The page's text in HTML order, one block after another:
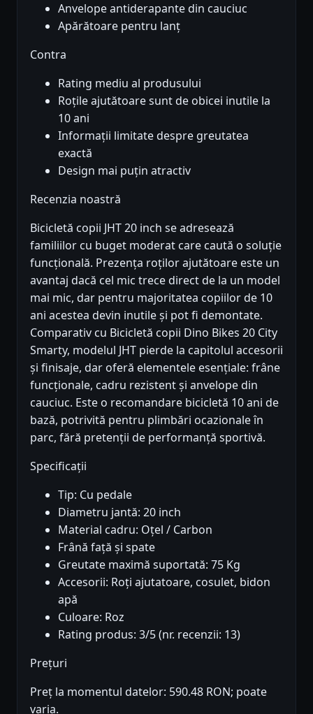
Anvelope antiderapante din cauciuc
Apărătoare pentru lanț
Contra
Rating mediu al produsului
Roțile ajutătoare sunt de obicei inutile la
10 ani
Informații limitate despre greutatea
exactă
Design mai puțin atractiv
Recenzia noastră
Bicicletă copii JHT 20 inch se adresează
familiilor cu buget moderat care caută o soluție
funcțională. Prezența roților ajutătoare este un
avantaj dacă cel mic trece direct de la un model
mai mic, dar pentru majoritatea copiilor de 10
ani acestea devin inutile și pot fi demontate.
Comparativ cu Bicicletă copii Dino Bikes 20 City
Smarty, modelul JHT pierde la capitolul accesorii
și finisaje, dar oferă elementele esențiale: frâne
funcționale, cadru rezistent și anvelope din
cauciuc. Este o recomandare bicicletă 10 ani de
bază, potrivită pentru plimbări ocazionale în
parc, fără pretenții de performanță sportivă.
Specificații
Tip: Cu pedale
Diametru jantă: 20 inch
Material cadru: Oțel / Carbon
Frână față și spate
Greutate maximă suportată: 75 Kg
Accesorii: Roți ajutatoare, cosulet, bidon
apă
Culoare: Roz
Rating produs: 3/5 (nr. recenzii: 13)
Prețuri
Preț la momentul datelor: 590.48 RON; poate
varia.